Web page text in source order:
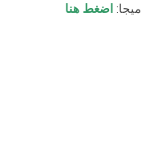
ميجا: اضغط هنا